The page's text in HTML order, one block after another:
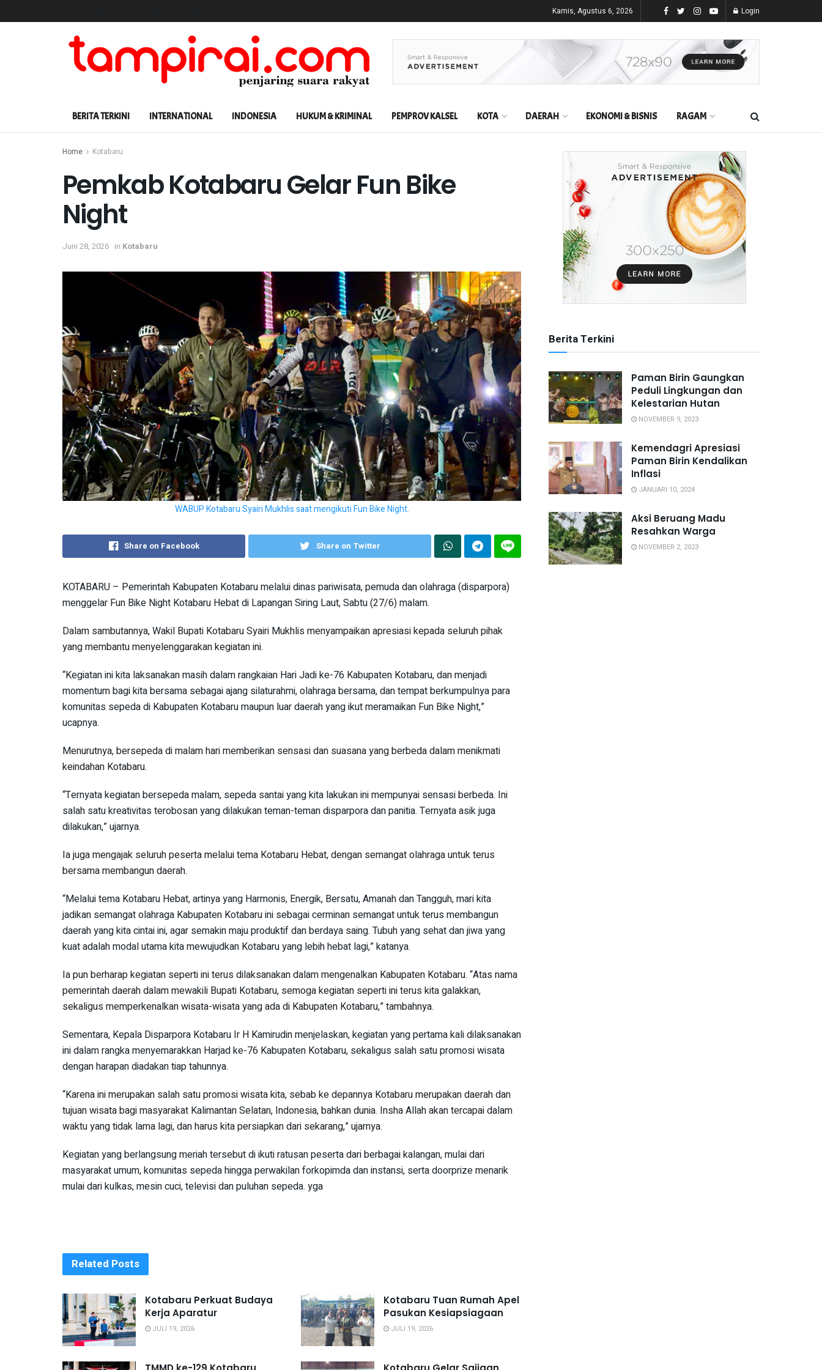
Kamis, Agustus 6, 2026 Login
BERITA TERKINI INTERNATIONAL INDONESIA HUKUM & KRIMINAL PEMPROV KALSEL KOTA DAERAH EKONOMI & BISNIS RAGAM
Home Kotabaru
Pemkab Kotabaru Gelar Fun Bike
Night
Juni 28, 2026 in Kotabaru
WABUP Kotabaru Syairi Mukhlis saat mengikuti Fun Bike Night.
Share on Facebook Share on Twitter
KOTABARU – Pemerintah Kabupaten Kotabaru melalui dinas pariwisata, pemuda dan olahraga (disparpora)
menggelar Fun Bike Night Kotabaru Hebat di Lapangan Siring Laut, Sabtu (27/6) malam.
Dalam sambutannya, Wakil Bupati Kotabaru Syairi Mukhlis menyampaikan apresiasi kepada seluruh pihak
yang membantu menyelenggarakan kegiatan ini.
“Kegiatan ini kita laksanakan masih dalam rangkaian Hari Jadi ke-76 Kabupaten Kotabaru, dan menjadi
momentum bagi kita bersama sebagai ajang silaturahmi, olahraga bersama, dan tempat berkumpulnya para
komunitas sepeda di Kabupaten Kotabaru maupun luar daerah yang ikut meramaikan Fun Bike Night,”
ucapnya.
Menurutnya, bersepeda di malam hari memberikan sensasi dan suasana yang berbeda dalam menikmati
keindahan Kotabaru.
“Ternyata kegiatan bersepeda malam, sepeda santai yang kita lakukan ini mempunyai sensasi berbeda. Ini
salah satu kreativitas terobosan yang dilakukan teman-teman disparpora dan panitia. Ternyata asik juga
dilakukan,” ujarnya.
Ia juga mengajak seluruh peserta melalui tema Kotabaru Hebat, dengan semangat olahraga untuk terus
bersama membangun daerah.
“Melalui tema Kotabaru Hebat, artinya yang Harmonis, Energik, Bersatu, Amanah dan Tangguh, mari kita
jadikan semangat olahraga Kabupaten Kotabaru ini sebagai cerminan semangat untuk terus membangun
daerah yang kita cintai ini, agar semakin maju produktif dan berdaya saing. Tubuh yang sehat dan jiwa yang
kuat adalah modal utama kita mewujudkan Kotabaru yang lebih hebat lagi,” katanya.
Ia pun berharap kegiatan seperti ini terus dilaksanakan dalam mengenalkan Kabupaten Kotabaru. “Atas nama
pemerintah daerah dalam mewakili Bupati Kotabaru, semoga kegiatan seperti ini terus kita galakkan,
sekaligus memperkenalkan wisata-wisata yang ada di Kabupaten Kotabaru,” tambahnya.
Sementara, Kepala Disparpora Kotabaru Ir H Kamirudin menjelaskan, kegiatan yang pertama kali dilaksanakan
ini dalam rangka menyemarakkan Harjad ke-76 Kabupaten Kotabaru, sekaligus salah satu promosi wisata
dengan harapan diadakan tiap tahunnya.
“Karena ini merupakan salah satu promosi wisata kita, sebab ke depannya Kotabaru merupakan daerah dan
tujuan wisata bagi masyarakat Kalimantan Selatan, Indonesia, bahkan dunia. Insha Allah akan tercapai dalam
waktu yang tidak lama lagi, dan harus kita persiapkan dari sekarang,” ujarnya.
Kegiatan yang berlangsung meriah tersebut di ikuti ratusan peserta dari berbagai kalangan, mulai dari
masyarakat umum, komunitas sepeda hingga perwakilan forkopimda dan instansi, serta doorprize menarik
mulai dari kulkas, mesin cuci, televisi dan puluhan sepeda. yga
Related Posts
Kotabaru Perkuat Budaya
Kerja Aparatur
JULI 19, 2026
Kotabaru Tuan Rumah Apel
Pasukan Kesiapsiagaan
JULI 19, 2026
Berita Terkini
Paman Birin Gaungkan
Peduli Lingkungan dan
Kelestarian Hutan
NOVEMBER 9, 2023
Kemendagri Apresiasi
Paman Birin Kendalikan
Inflasi
JANUARI 10, 2024
Aksi Beruang Madu
Resahkan Warga
NOVEMBER 2, 2023